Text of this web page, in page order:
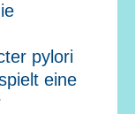
pylori
eine